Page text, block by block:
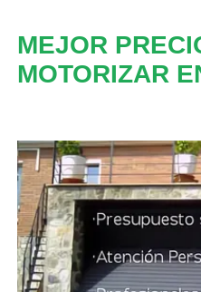
MEJOR
MOTORIZAR